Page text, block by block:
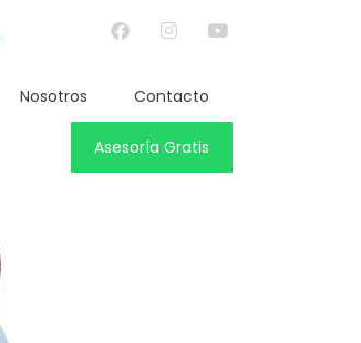
Nosotros Contacto
Asesoría Gratis